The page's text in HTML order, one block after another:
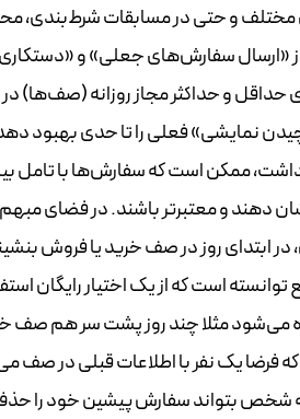
و حتی در مسابقات شرط‌بندی،
سفارش‌های جعلی» و
و حداکثر مجاز روزانه (صف‌ها) در
فعلی را تا حدی بهبود
ممکن است که سفارش‌ها با تامل
دهند و معتبرتر باشند. در فضای
در ابتدای روز در صف خرید یا فروش
است که از یک اختیار رایگان
می‌شود مثلا چند روز پشت سر هم صف
یک نفر با اطلاعات قبلی در صف
شخص بتواند سفارش پیشین خود را حذف